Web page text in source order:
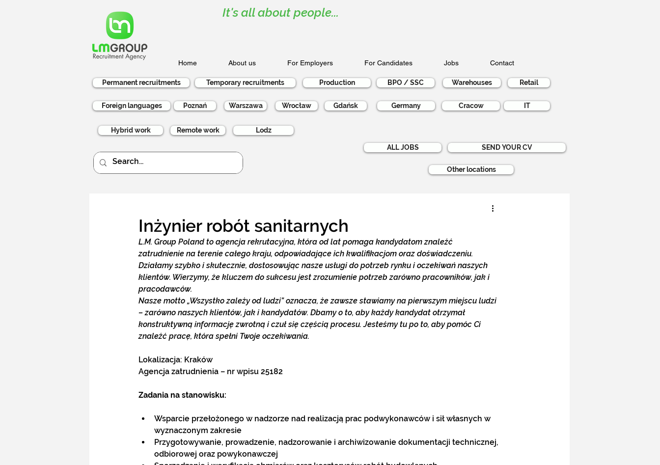
It's all about people...
Home About us For Employers For Candidates Jobs Contact
Inżynier robót sanitarnych
L.M. Group Poland to agencja rekrutacyjna, która od lat pomaga kandydatom znaleźć
zatrudnienie na terenie całego kraju, odpowiadające ich kwalifikacjom oraz doświadczeniu.
Działamy szybko i skutecznie, dostosowując nasze usługi do potrzeb rynku i oczekiwań naszych
klientów. Wierzymy, że kluczem do sukcesu jest zrozumienie potrzeb zarówno pracowników, jak i
pracodawców.
Nasze motto „Wszystko zależy od ludzi” oznacza, że zawsze stawiamy na pierwszym miejscu ludzi
– zarówno naszych klientów, jak i kandydatów. Dbamy o to, aby każdy kandydat otrzymał
konstruktywną informację zwrotną i czuł się częścią procesu. Jesteśmy tu po to, aby pomóc Ci
znaleźć pracę, która spełni Twoje oczekiwania.
Lokalizacja: Kraków
Agencja zatrudnienia – nr wpisu 25182
Zadania na stanowisku:
Wsparcie przełożonego w nadzorze nad realizacją prac podwykonawców i sił własnych w
wyznaczonym zakresie
Przygotowywanie, prowadzenie, nadzorowanie i archiwizowanie dokumentacji technicznej,
odbiorowej oraz powykonawczej
Germany
Warehouses
Lodz
Permanent recruitments Temporary recruitments Production BPO / SSC
Foreign languages Poznań Warszawa Wrocław Gdańsk
Hybrid work Remote work
ALL JOBS
Retail
Cracow IT
SEND YOUR CV
Other locations